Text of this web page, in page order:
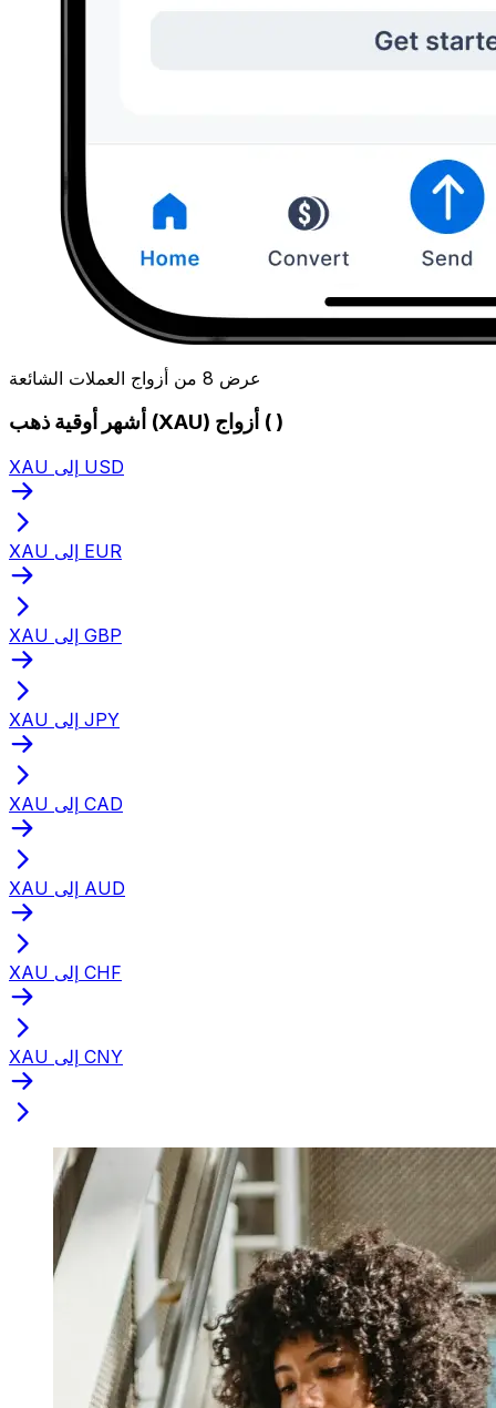
عرض 8 من أزواج العملات الشائعة
أشهر أوقية ذهب (XAU) أزواج ( )
XAU إلى USD
XAU إلى EUR
XAU إلى GBP
XAU إلى JPY
XAU إلى CAD
XAU إلى AUD
XAU إلى CHF
XAU إلى CNY